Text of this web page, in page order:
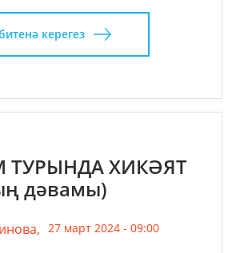
керегез
ТУРЫНДА ХИКӘЯТ
дәвамы)
27 март 2024 - 09:00